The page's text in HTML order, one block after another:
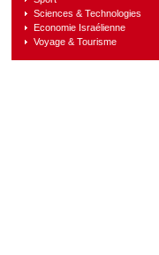
Sciences & Technologies
Economie Israélienne
Voyage & Tourisme